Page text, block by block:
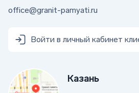
office@granit-pamyati.ru
Войти в личный кабинет
Казань